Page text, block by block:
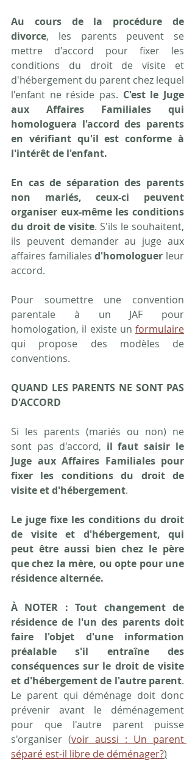
Au cours de la procédure de
divorce, les parents peuvent se
mettre d'accord pour fixer les
conditions du droit de visite et
d'hébergement du parent chez lequel
l'enfant ne réside pas. C'est le Juge
aux Affaires Familiales qui
homologuera l'accord des parents
en vérifiant qu'il est conforme à
l'intérêt de l'enfant.
En cas de séparation des parents
non mariés, ceux-ci peuvent
organiser eux-même les conditions
du droit de visite. S'ils le souhaitent,
ils peuvent demander au juge aux
affaires familiales d'homologuer leur
accord.
Pour soumettre une convention
parentale à un JAF pour
homologation, il existe un formulaire
qui propose des modèles de
conventions.
QUAND LES PARENTS NE SONT PAS
D'ACCORD
Si les parents (mariés ou non) ne
sont pas d'accord, il faut saisir le
Juge aux Affaires Familiales pour
fixer les conditions du droit de
visite et d'hébergement.
Le juge fixe les conditions du droit
de visite et d'hébergement, qui
peut être aussi bien chez le père
que chez la mère, ou opte pour une
résidence alternée.
À NOTER : Tout changement de
résidence de l'un des parents doit
faire l'objet d'une information
préalable s'il entraîne des
conséquences sur le droit de visite
et d'hébergement de l'autre parent.
Le parent qui déménage doit donc
prévenir avant le déménagement
pour que l'autre parent puisse
s'organiser (voir aussi : Un parent
séparé est-il libre de déménager?)